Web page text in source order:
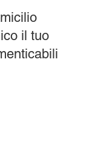
il tuo